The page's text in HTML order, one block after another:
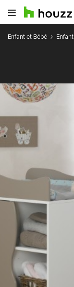
Enfant et Bébé Enfant